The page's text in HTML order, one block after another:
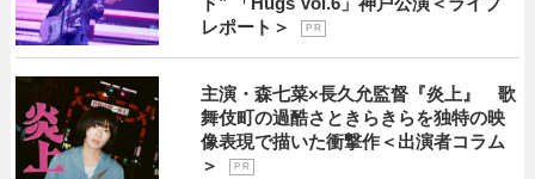
レポート＞
P R
主演・森七菜×長久允監督『炎上』 歌
舞伎町の過酷さときらきらを独特の映
像表現で描いた衝撃作＜出演者コラム
＞
P R